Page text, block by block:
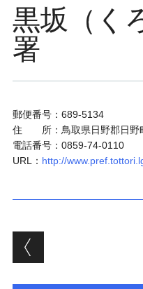
黒坂（く
署
郵便番号：689-5134
住 所：鳥取県日野郡日野
電話番号：0859-74-0110
URL： http://
投稿ナビゲ